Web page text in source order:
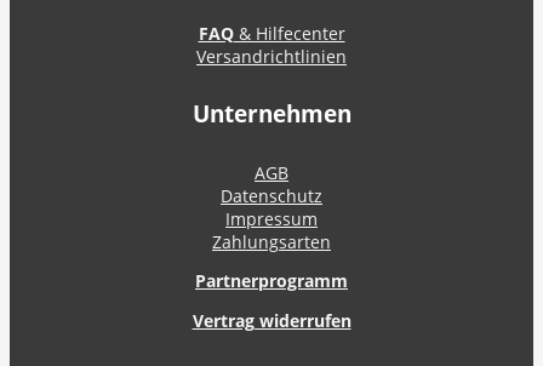
FAQ& Hilfecenter
Versandrichtlinien
Unternehmen
AGB
Datenschutz
Impressum
Zahlungsarten
Partnerprogramm
Vertrag widerrufen